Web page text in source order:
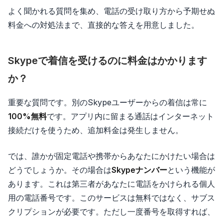
よく聞かれる質問を集め、電話の受け取り方から予期せぬ
料金への対処法まで、直接的な答えを用意しました。
Skypeで着信を受けるのに料金はかかります
か？
重要な質問です。別のSkypeユーザーからの着信は常に
100%無料です。アプリ内に留まる通話はインターネット
接続だけを使うため、追加料金は発生しません。
では、誰かが固定電話や携帯からあなたにかけたい場合は
どうでしょうか。その場合はSkypeナンバーという機能が
あります。これは第三者があなたに電話をかけられる個人
用の電話番号です。このサービスは無料ではなく、サブス
クリプションが必要です。ただし一度番号を取得すれば、